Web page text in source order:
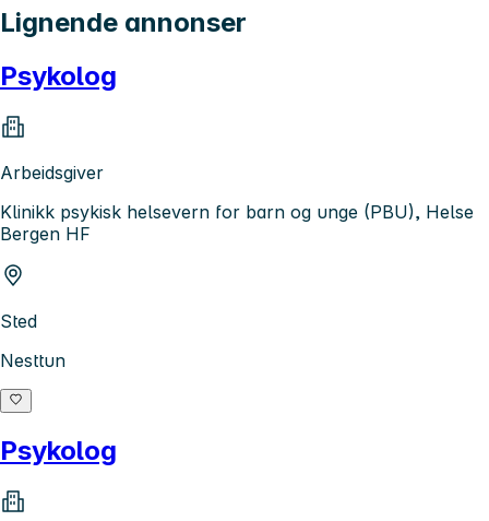
Lignende annonser
Psykolog
Arbeidsgiver
Klinikk psykisk helsevern for barn og unge (PBU), Helse
Bergen HF
Sted
Nesttun
Psykolog